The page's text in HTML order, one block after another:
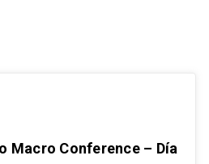
Macro Conference – Día